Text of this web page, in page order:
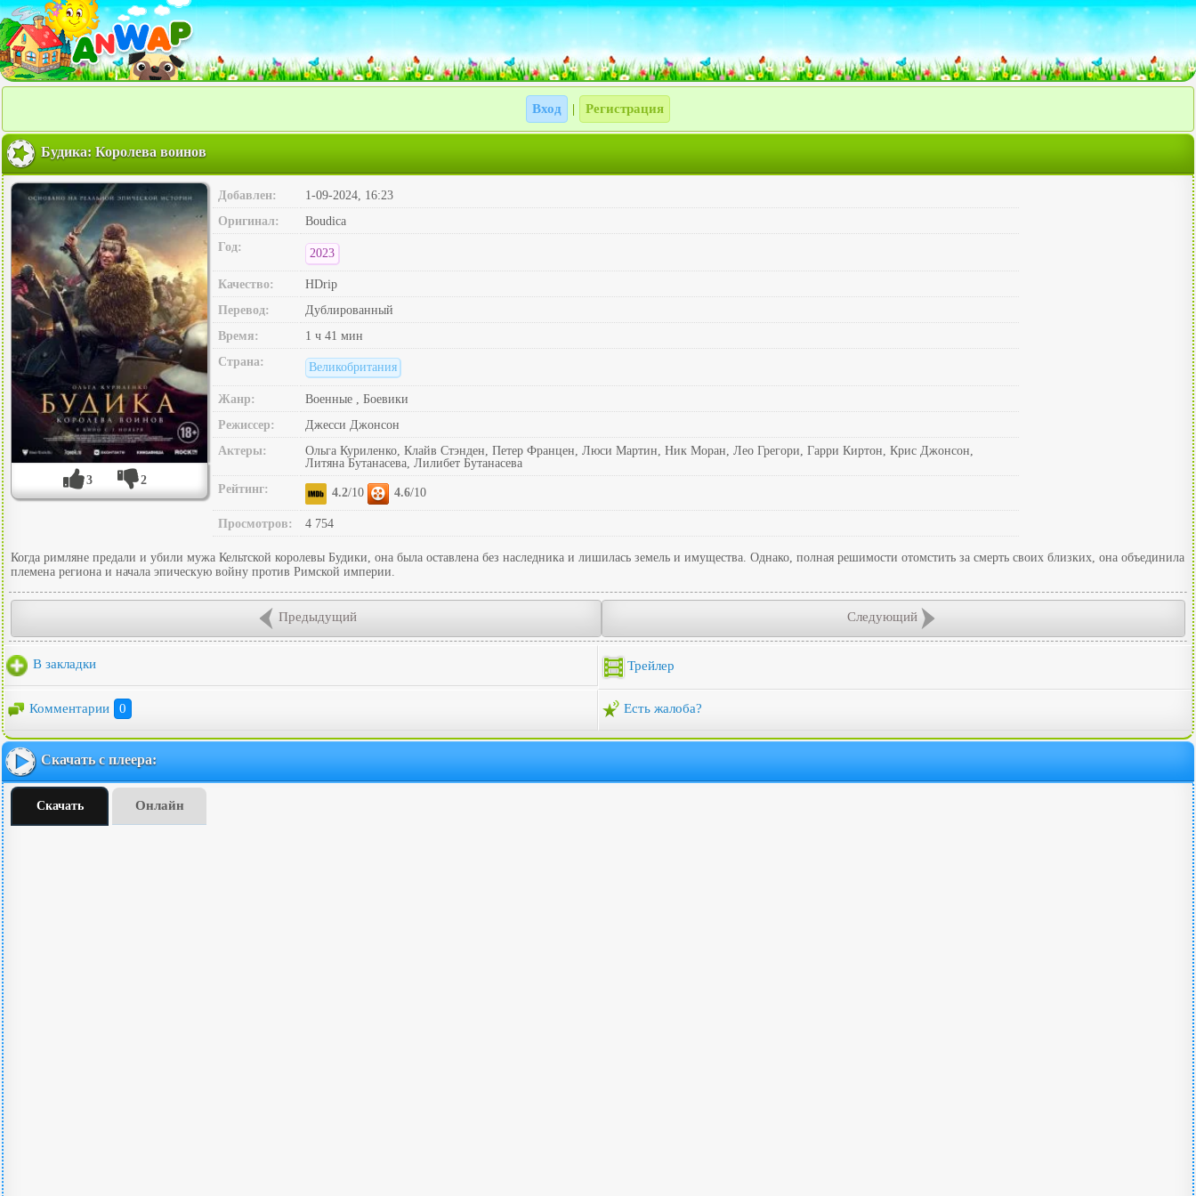
Вход Регистрация
Будика: Королева воинов
3 2
Добавлен:
1-09-2024, 16:23
Оригинал:
Boudica
Год:
2023
Качество:
HDrip
Перевод:
Дублированный
Время:
1 ч 41 мин
Страна:
Великобритания
Жанр:
Военные , Боевики
Режиссер:
Джесси Джонсон
Актеры:
Ольга Куриленко, Клайв Стэнден, Петер Францен, Люси Мартин, Ник Моран, Лео Грегори, Гарри Киртон, Крис Джонсон,
Литяна Бутанасева, Лилибет Бутанасева
Рейтинг:
4.2/10 4.6/10
Просмотров: 4 754
Когда римляне предали и убили мужа Кельтской королевы Будики, она была оставлена без наследника и лишилась земель и имущества. Однако, полная решимости отомстить за смерть своих близких, она объединила
племена региона и начала эпическую войну против Римской империи.
Предыдущий Следующий
В закладки Трейлер
Комментарии 0 Есть жалоба?
Скачать с плеера:
Скачать Онлайн